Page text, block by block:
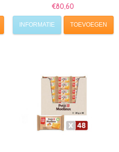
€80,60
INFORMATIE TOEVOEGEN